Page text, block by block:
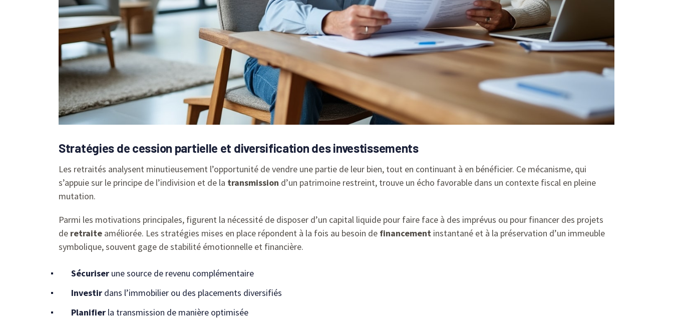
Stratégies de cession partielle et diversification des investissements
Les retraités analysent minutieusement l’opportunité de vendre une partie de leur bien, tout en continuant à en bénéficier. Ce mécanisme, qui
s’appuie sur le principe de l’indivision et de la transmission d’un patrimoine restreint, trouve un écho favorable dans un contexte fiscal en pleine
mutation.
Parmi les motivations principales, figurent la nécessité de disposer d’un capital liquide pour faire face à des imprévus ou pour financer des projets
de retraite améliorée. Les stratégies mises en place répondent à la fois au besoin de financement instantané et à la préservation d’un immeuble
symbolique, souvent gage de stabilité émotionnelle et financière.
Sécuriser une source de revenu complémentaire
Investir dans l’immobilier ou des placements diversifiés
Planifier la transmission de manière optimisée